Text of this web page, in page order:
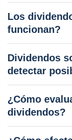
Los
funcionan?
Dividendos
detectar
¿Cómo
dividendos?